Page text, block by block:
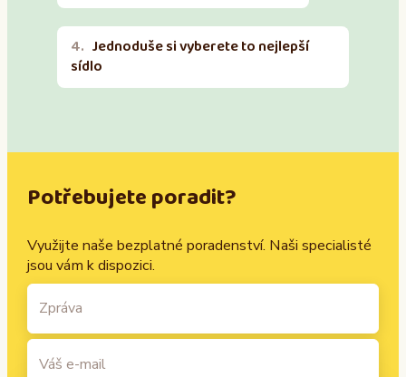
Jednoduše si vyberete to nejlepší
sídlo
Potřebujete poradit?
Využijte naše bezplatné poradenství. Naši specialisté
jsou vám k dispozici.